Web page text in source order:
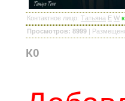
Контактное лицо: Татьяна E W
Просмотров: 8999 |
К0